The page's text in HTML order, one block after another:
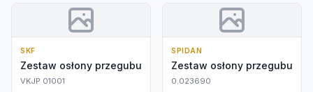
SKF
Zestaw osłony przegubu
VKJP 01001
SPIDAN
Zestaw osłony przegubu
0.023690